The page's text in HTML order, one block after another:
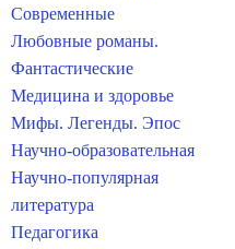
Современные
Любовные романы.
Фантастические
Медицина и здоровье
Мифы. Легенды. Эпос
Научно-образовательная
Научно-популярная
литература
Педагогика